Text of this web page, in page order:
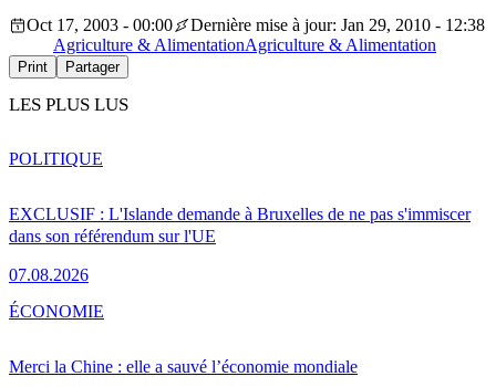
Oct 17, 2003 - 00:00
Dernière mise à jour: Jan 29, 2010 - 12:38
Agriculture & AlimentationAgriculture & Alimentation
Print Partager
LES PLUS LUS
EXCLUSIF : L'Islande demande à Bruxelles de ne pas s'immiscer
dans son référendum sur l'UE
07.08.2026
POLITIQUE
Merci la Chine : elle a sauvé l’économie mondiale
ÉCONOMIE